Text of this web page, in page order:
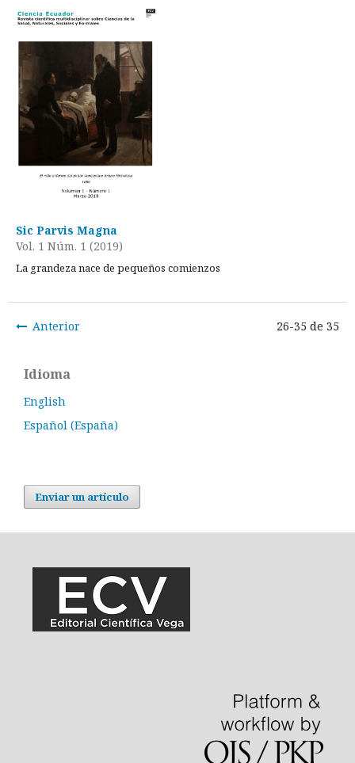
Sic Parvis Magna
Vol. 1 Núm. 1 (2019)
La grandeza nace de pequeños comienzos
Anterior 26-35 de 35
Idioma
English
Español (España)
Enviar un artículo